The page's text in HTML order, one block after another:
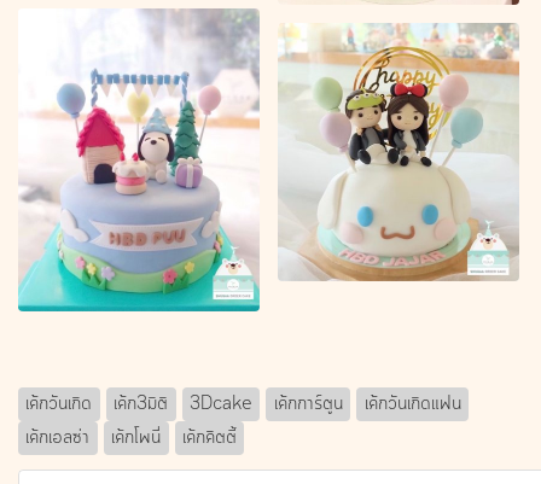
เค้กวันเกิด เค้ก3มิติ 3Dcake เค้กการ์ตูน
เค้กวันเกิดแฟน
เค้กเอลซ่า
เค้กโพนี่ เค้กคิตตี้